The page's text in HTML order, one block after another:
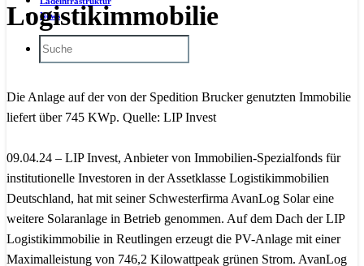
News
Logistikimmobilie
Die Anlage auf der von der Spedition Brucker genutzten Immobilie
liefert über 745 KWp. Quelle: LIP Invest
09.04.24 – LIP Invest, Anbieter von Immobilien-Spezialfonds für
institutionelle Investoren in der Assetklasse Logistikimmobilien
Deutschland, hat mit seiner Schwesterfirma AvanLog Solar eine
weitere Solaranlage in Betrieb genommen. Auf dem Dach der LIP
Logistikimmobilie in Reutlingen erzeugt die PV-Anlage mit einer
Maximalleistung von 746,2 Kilowattpeak grünen Strom. AvanLog